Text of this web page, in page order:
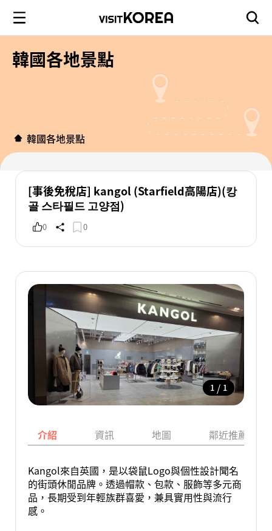
韓國各地景點
韓國各地景點
[事後免稅店] kangol (Starfield高陽店)(캉
골 스타필드 고양점)
0 0
1 / 1
介紹 資訊 地圖 鄰近推薦景點
Kangol來自英國，是以袋鼠Logo與個性設計聞名
的街頭休閒品牌。透過帽款、包款、服飾等多元商
品，長期受到年輕族群喜愛，兼具實用性與流行
感。